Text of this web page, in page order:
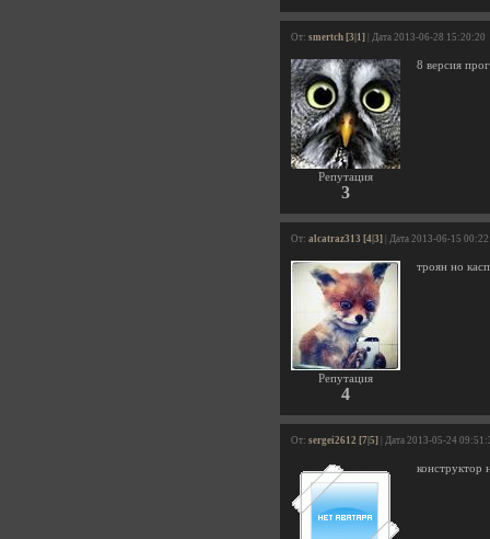
От: smertch [3|1] | Дата 2013-06-28 15:20:20
Репутация
3
8 версия
От: alcatraz313 [4|3] | Дата 2013-06-15
Репутация
4
троян но
От: sergei2612 [7|5] | Дата 2013-05-24
конструктор